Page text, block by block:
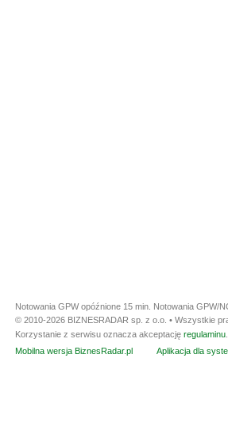
Notowania GPW opóźnione 15 min. Notowania GPW/
© 2010-2026 BIZNESRADAR sp. z o.o. • Wszystkie
Korzystanie z serwisu oznacza akceptację regulaminu
Mobilna wersja BiznesRadar.pl
Aplikacja dla